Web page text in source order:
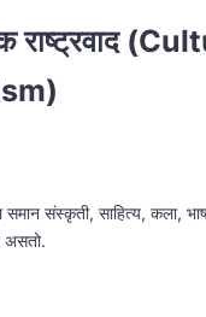
राष्ट्रवाद
समान संस्कृती, साहित्य, कला,
असतो.